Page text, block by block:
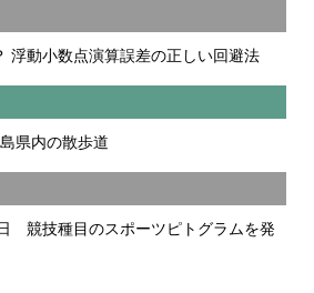
浮動小数点演算誤差の正しい回避法
県内の散歩道
競技種目のスポーツピトグラムを発